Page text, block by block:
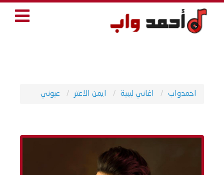
احمدواب اغاني ليبية ايمن الاعتر عيوني